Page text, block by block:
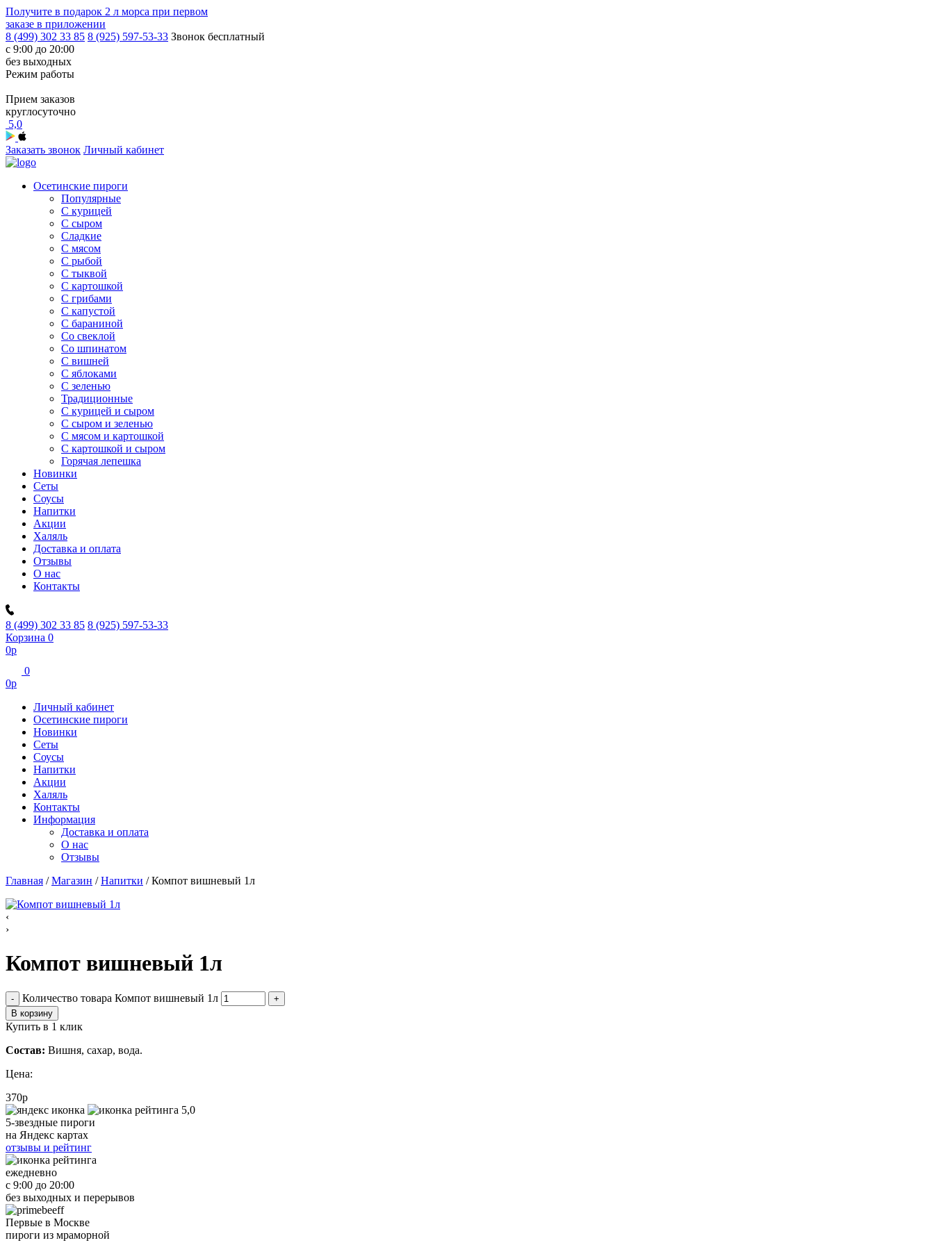
Получите в подарок 2 л морса при первом
заказе в приложении
8 (499) 302 33 85 8 (925) 597-53-33 Звонок бесплатный
с 9:00 до 20:00
без выходных
Режим работы
Прием заказов
круглосуточно
5,0
Заказать звонок Личный кабинет
Осетинские пироги
Популярные
С курицей
С сыром
Сладкие
С мясом
С рыбой
С тыквой
С картошкой
С грибами
С капустой
C бараниной
Со свеклой
Со шпинатом
С вишней
С яблоками
С зеленью
Традиционные
С курицей и сыром
С сыром и зеленью
С мясом и картошкой
С картошкой и сыром
Горячая лепешка
Новинки
Сеты
Соусы
Напитки
Акции
Халяль
Доставка и оплата
Отзывы
О нас
Контакты
8 (499) 302 33 85 8 (925) 597-53-33
Корзина 0
0р
0
0р
Личный кабинет
Осетинские пироги
Новинки
Сеты
Соусы
Напитки
Акции
Халяль
Контакты
Информация
Доставка и оплата
О нас
Отзывы
Главная /Магазин /Напитки /Компот вишневый 1л
‹
›
Компот вишневый 1л
- Количество товара Компот вишневый 1л
+
В корзину
Купить в 1 клик
Состав: Вишня, сахар, вода.
Цена:
370р
5,0
5-звездные пироги
на Яндекс картах
отзывы и рейтинг
ежедневно
с 9:00 до 20:00
без выходных и перерывов
Первые в Москве
пироги из мраморной